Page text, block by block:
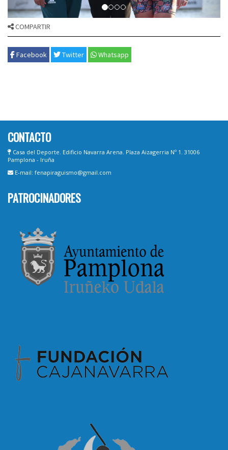
COMPARTIR
Facebook Twitter Whatsapp
CONTACTO
Casa del Deporte. Edificio Navarra Arena. Plaza Aizagerria Nº 1. 31006
Pamplona - Iruña
E-mail: fenapiraguismo@gmail.com
PATROCINADORES